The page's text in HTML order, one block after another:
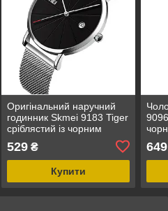
Оригінальний наручний
годинник Skmei 9183 Tiger
сріблястий із чорним
529₴
Купити
649